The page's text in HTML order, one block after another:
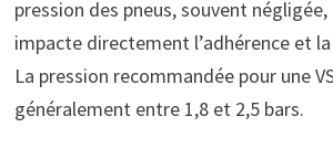
pression des pneus, souvent négligée,
impacte directement l’adhérence et
La pression recommandée pour une
généralement entre 1,8 et 2,5 bars.